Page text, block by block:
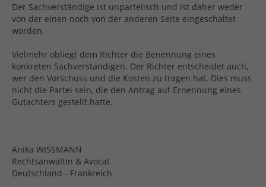
Der Sachverständige ist unparteiisch und ist daher weder
von der einen noch von der anderen Seite eingeschaltet
worden.
Vielmehr obliegt dem Richter die Benennung eines
konkreten Sachverständigen. Der Richter entscheidet auch,
wer den Vorschuss und die Kosten zu tragen hat. Dies muss
nicht die Partei sein, die den Antrag auf Ernennung eines
Gutachters gestellt hatte.
Anika WISSMANN
Rechtsanwältin & Avocat
Deutschland - Frankreich